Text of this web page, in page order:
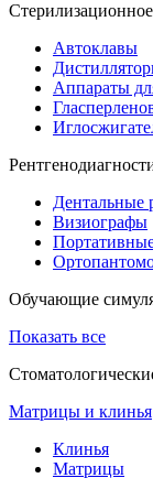
Автоклавы
Аппараты
Дентальные
Визиографы
Обучающие
Показать все
Матрицы и клинья
Клинья
Матрицы